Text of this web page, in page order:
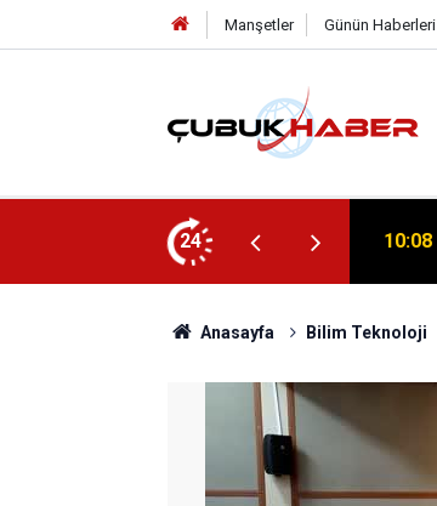
Manşetler Günün Haberleri
24
Eranıl Vizyonu 12:06
Anasayfa Bilim Teknoloji